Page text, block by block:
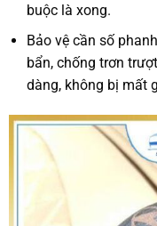
buộc là xong.
Bảo vệ cần số
bẩn, chống trơn
dàng, không bị mất